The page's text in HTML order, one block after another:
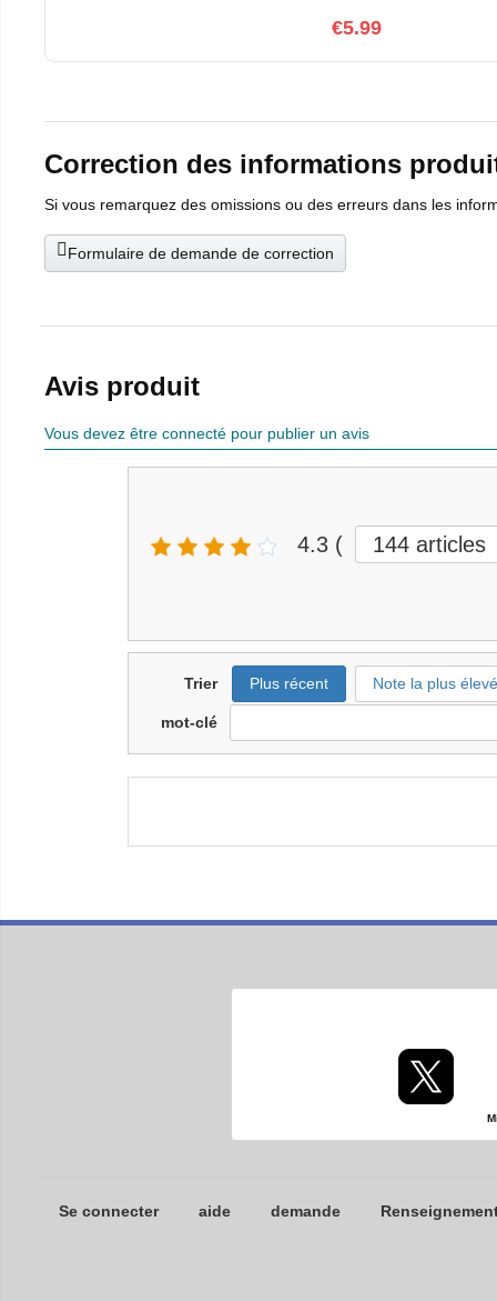
€5.99
Correction des informations
Si vous remarquez des omissions ou des erreurs dans les
Formulaire de demande de correction
Avis produit
Vous devez être connecté pour publier un avis
4.3 ( 144 articles
Trier Plus récent Note la plus
mot-clé
Se connecter aide demande